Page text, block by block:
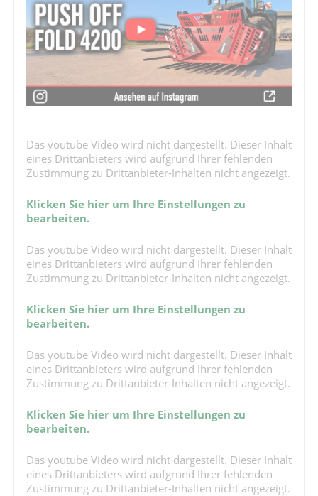
Das youtube Video wird nicht dargestellt. Dieser Inhalt
eines Drittanbieters wird aufgrund Ihrer fehlenden
Zustimmung zu Drittanbieter-Inhalten nicht angezeigt.
Klicken Sie hier um Ihre Einstellungen zu
bearbeiten.
Das youtube Video wird nicht dargestellt. Dieser Inhalt
eines Drittanbieters wird aufgrund Ihrer fehlenden
Zustimmung zu Drittanbieter-Inhalten nicht angezeigt.
Klicken Sie hier um Ihre Einstellungen zu
bearbeiten.
Das youtube Video wird nicht dargestellt. Dieser Inhalt
eines Drittanbieters wird aufgrund Ihrer fehlenden
Zustimmung zu Drittanbieter-Inhalten nicht angezeigt.
Klicken Sie hier um Ihre Einstellungen zu
bearbeiten.
Das youtube Video wird nicht dargestellt. Dieser Inhalt
eines Drittanbieters wird aufgrund Ihrer fehlenden
Zustimmung zu Drittanbieter-Inhalten nicht angezeigt.